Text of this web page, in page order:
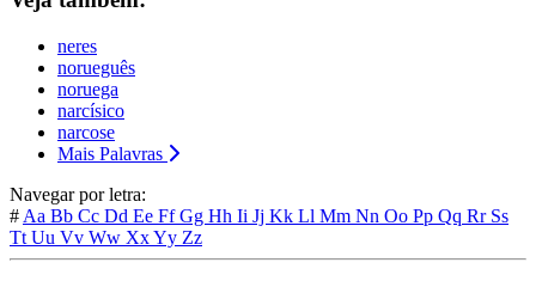
neres
norueguês
noruega
narcísico
narcose
Mais Palavras
Navegar por letra:
# Aa Bb Cc Dd Ee FfGg Hh Ii Jj Kk Ll Mm Nn Oo Pp Qq Rr Ss
Tt Uu Vv Ww XxYy Zz